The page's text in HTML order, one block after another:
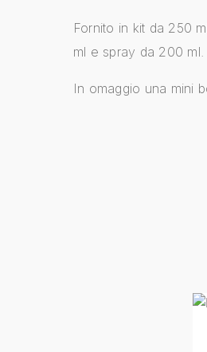
Fornito in kit da 250
ml e spray da 200 ml.
In omaggio una mini